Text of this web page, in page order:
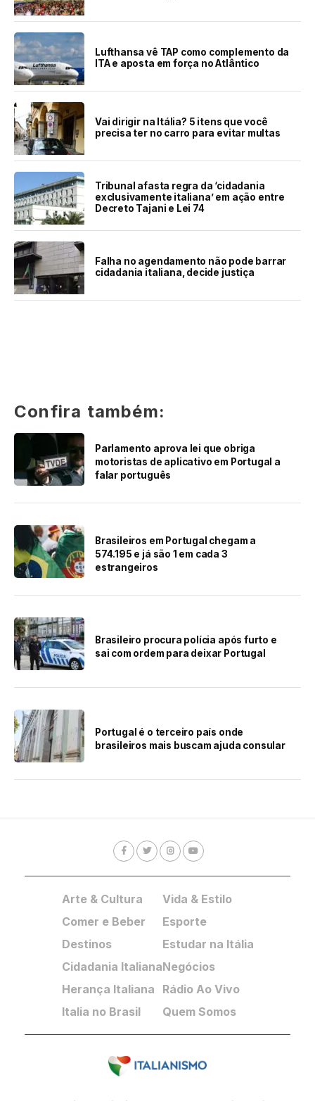
Lufthansa vê TAP como complemento da
ITA e aposta em força no Atlântico
Vai dirigir na Itália? 5 itens que você
precisa ter no carro para evitar multas
Tribunal afasta regra da ‘cidadania
exclusivamente italiana’ em ação entre
Decreto Tajani e Lei 74
Falha no agendamento não pode barrar
cidadania italiana, decide justiça
Confira também:
Parlamento aprova lei que obriga
motoristas de aplicativo em Portugal a
falar português
Brasileiros em Portugal chegam a
574.195 e já são 1 em cada 3
estrangeiros
Brasileiro procura polícia após furto e
sai com ordem para deixar Portugal
Portugal é o terceiro país onde
brasileiros mais buscam ajuda consular
Arte & Cultura
Comer e Beber
Destinos
Cidadania Italiana
Herança Italiana
Italia no Brasil
Vida & Estilo
Esporte
Estudar na Itália
Negócios
Rádio Ao Vivo
Quem Somos